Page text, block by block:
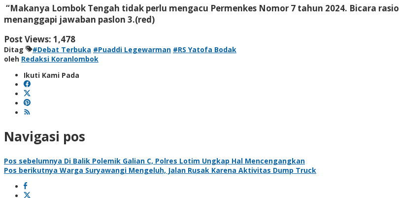
“Makanya Lombok Tengah tidak perlu mengacu Permenkes Nomor 7 tahun 2024. Bicara
menanggapi jawaban paslon 3.(red)
Post Views: 1,478
Ditag #Debat Terbuka #Puaddi Legewarman #RS Yatofa Bodak
oleh Redaksi Koranlombok
Ikuti Kami Pada
Navigasi pos
Pos sebelumnya Di Balik Polemik Galian C, Polres Lotim Ungkap Hal Mencengangkan
Pos berikutnya Warga Suryawangi Mengeluh, Jalan Rusak Karena Aktivitas Dump Truck